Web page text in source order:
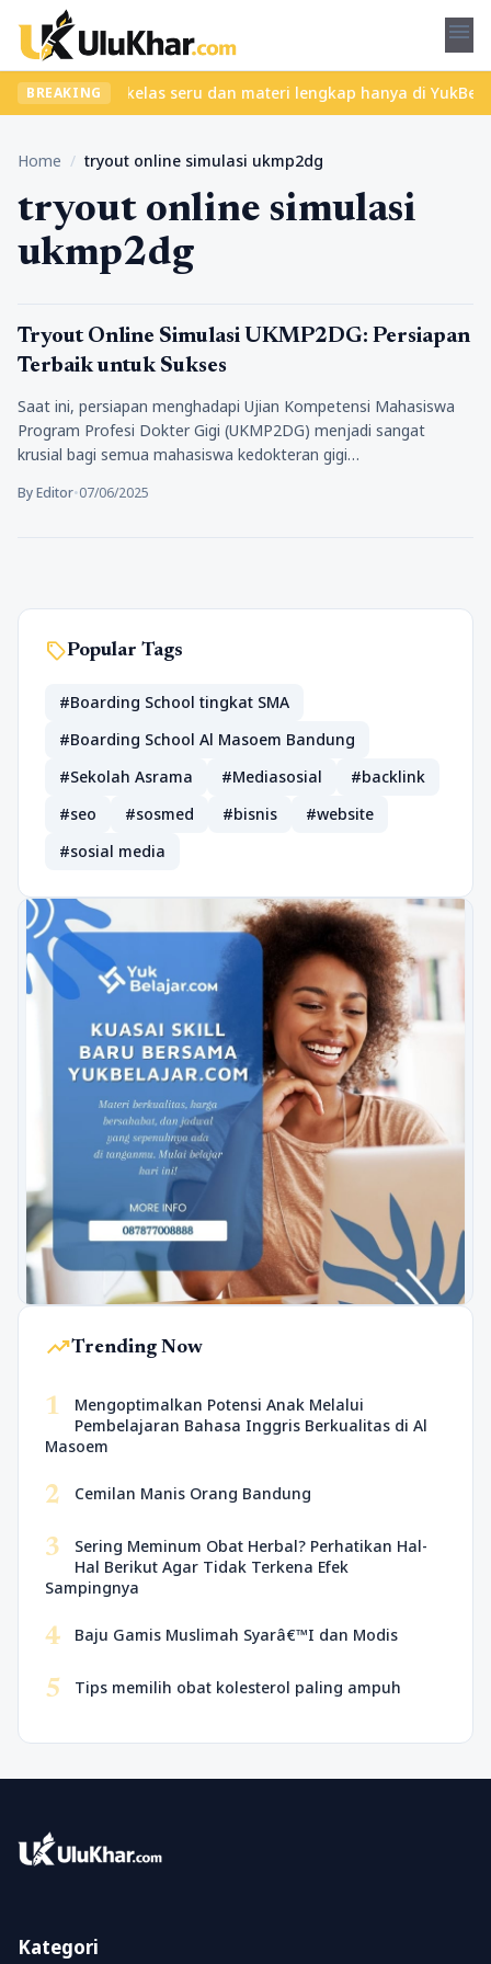
menu
BREAKING
Temukan kelas seru dan materi lengkap hanya di
Home / tryout online simulasi ukmp2dg
tryout online simulasi
ukmp2dg
Pendidikan
Tryout Online Simulasi UKMP2DG: Persiapan
Terbaik untuk Sukses
Saat ini, persiapan menghadapi Ujian Kompetensi Mahasiswa
Program Profesi Dokter Gigi (UKMP2DG) menjadi sangat
krusial bagi semua mahasiswa kedokteran gigi…
By Editor•07/06/2025
sellPopular Tags
#Boarding School tingkat SMA
#Boarding School Al Masoem Bandung
#Sekolah Asrama
#Mediasosial
#backlink
#seo
#sosmed #bisnis
#website
#sosial media
trending_upTrending Now
1
Mengoptimalkan Potensi Anak Melalui
Pembelajaran Bahasa Inggris Berkualitas di Al
Masoem
2 Cemilan Manis Orang Bandung
3
Sering Meminum Obat Herbal? Perhatikan Hal-
Hal Berikut Agar Tidak Terkena Efek
Sampingnya
4 Baju Gamis Muslimah Syarâ€™I dan Modis
5 Tips memilih obat kolesterol paling ampuh
Kategori